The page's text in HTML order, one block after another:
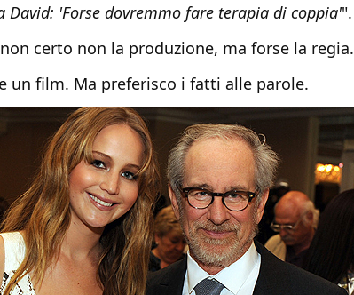
David: 'Forse dovremmo fare terapia di coppia'".
certo non la produzione, ma forse la regia.
un film. Ma preferisco i fatti alle parole.